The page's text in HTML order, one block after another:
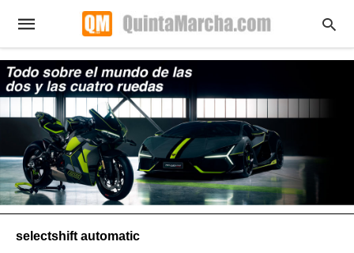
selectshift automatic